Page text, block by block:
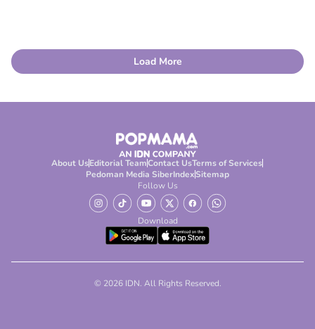
Load More
About UsEditorial TeamContact UsTerms of Services
Pedoman Media SiberIndexSitemap
Follow Us
Download
© 2026 IDN. All Rights Reserved.